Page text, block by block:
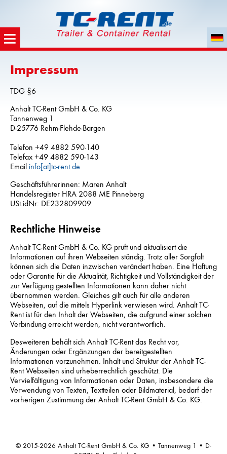
Impressum
TDG §6
Anhalt TC-Rent GmbH & Co. KG
Tannenweg 1
D-25776 Rehm-Flehde-Bargen
Telefon +49 4882 590-140
Telefax +49 4882 590-143
Email info[at]tc-rent.de
Geschäftsführerinnen: Maren Anhalt
Handelsregister HRA 2088 ME Pinneberg
USt.idNr: DE232809909
Rechtliche Hinweise
Anhalt TC-Rent GmbH & Co. KG prüft und aktualisiert die
Informationen auf ihren Webseiten ständig. Trotz aller Sorgfalt
können sich die Daten inzwischen verändert haben. Eine Haftung
oder Garantie für die Aktualität, Richtigkeit und Vollständigkeit der
zur Verfügung gestellten Informationen kann daher nicht
übernommen werden. Gleiches gilt auch für alle anderen
Webseiten, auf die mittels Hyperlink verwiesen wird. Anhalt TC-
Rent ist für den Inhalt der Webseiten, die aufgrund einer solchen
Verbindung erreicht werden, nicht verantwortlich.
Desweiteren behält sich Anhalt TC-Rent das Recht vor,
Änderungen oder Ergänzungen der bereitgestellten
Informationen vorzunehmen. Inhalt und Struktur der Anhalt TC-
Rent Webseiten sind urheberrechtlich geschützt. Die
Vervielfältigung von Informationen oder Daten, insbesondere die
Verwendung von Texten, Textteilen oder Bildmaterial, bedarf der
vorherigen Zustimmung der Anhalt TC-Rent GmbH & Co. KG.
© 2015-2026 Anhalt TC-Rent GmbH & Co. KG • Tannenweg 1 • D-